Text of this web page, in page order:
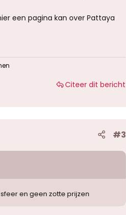
een pagina kan over Pattaya
Citeer dit bericht
#3
en geen zotte prijzen